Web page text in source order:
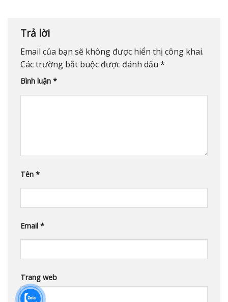
Trả lời
Email của bạn sẽ không được hiển thị công khai.
Các trường bắt buộc được đánh dấu *
Bình luận *
Tên *
Email *
Trang web